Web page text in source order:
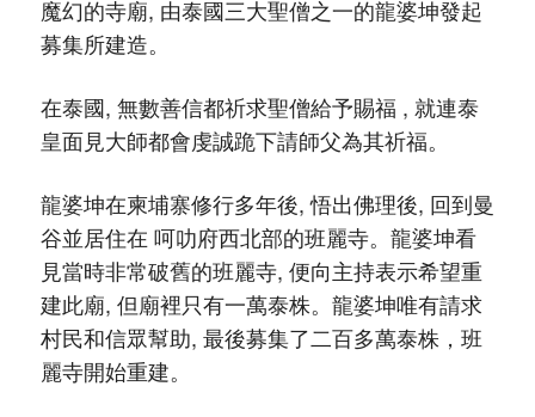
魔幻的寺廟, 由泰國三大聖僧之一的龍婆坤發起
募集所建造。
在泰國, 無數善信都祈求聖僧給予賜福 , 就連泰
皇面見大師都會虔誠跪下請師父為其祈福。
龍婆坤在柬埔寨修行多年後, 悟出佛理後, 回到曼
谷並居住在 呵叻府西北部的班麗寺。龍婆坤看
見當時非常破舊的班麗寺, 便向主持表示希望重
建此廟, 但廟裡只有一萬泰株。龍婆坤唯有請求
村民和信眾幫助, 最後募集了二百多萬泰株，班
麗寺開始重建。